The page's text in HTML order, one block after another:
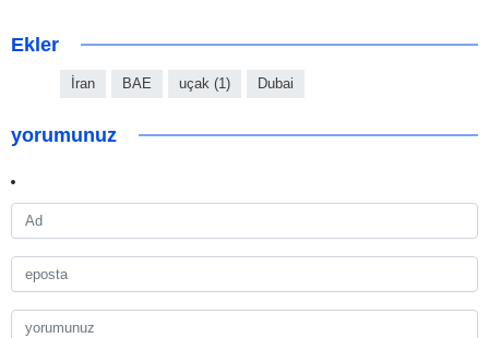
Ekler
İran BAE uçak (1) Dubai
yorumunuz